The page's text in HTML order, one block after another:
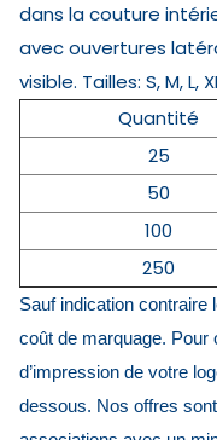
dans la couture
avec ouvertures
visible. Tailles: S, M, L,
Quantité
25
50
100
250
Sauf indication
coût de marquage. Pour
d’impression de votre
dessous. Nos offres